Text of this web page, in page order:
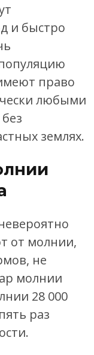
и быстро
право
любыми
землях.
от молнии,
не
молнии
28 000
раз